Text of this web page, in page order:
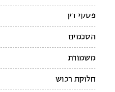
פסקי דין
הסכמים
משמורת
חלוקת רכוש